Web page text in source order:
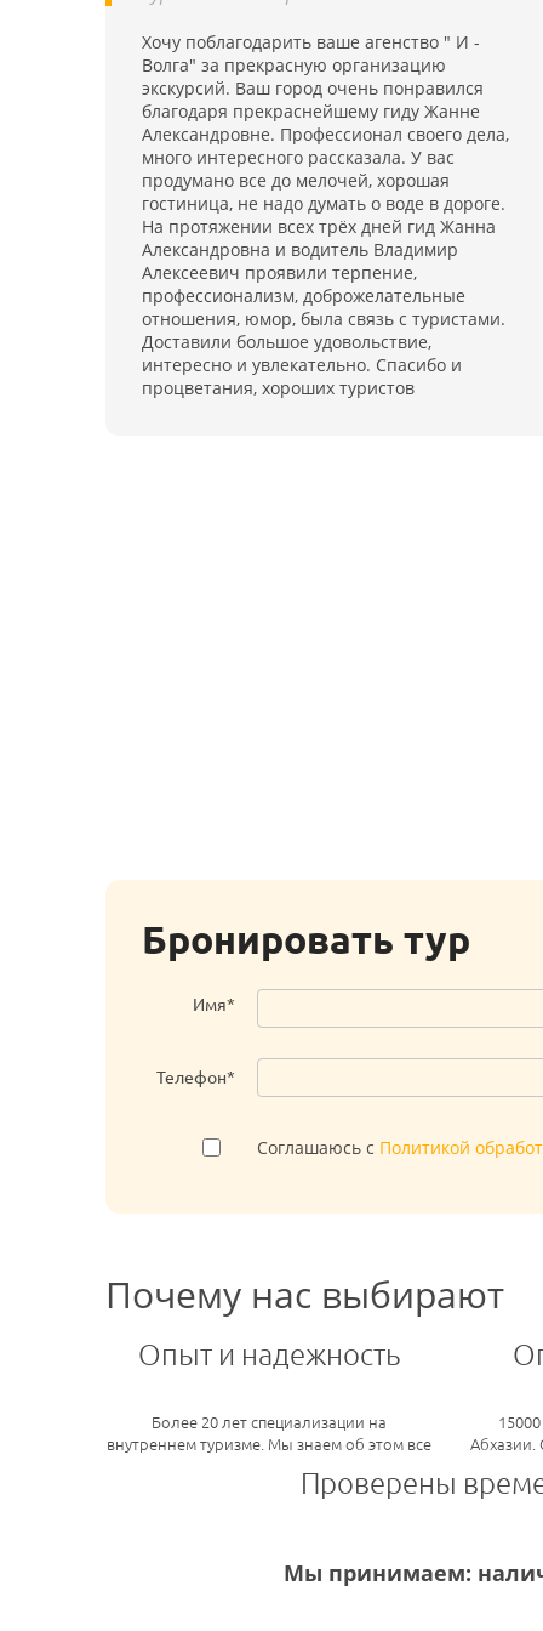
лечебной физкультуре
караоке, можно посмотреть фильм или принять
участие в концертной программе. За отдельную
плату санаторий дает в аренду спортивный
инвентарь (коньки, лыжи, велосипеды и др.). Для
корпоративных встреч в санатории имеется
большой конференц-зал на 300 мест
Хочу поблагодарить ваше агенство " И -
Волга" за прекрасную организацию
экскурсий. Ваш город очень понравился
благодаря прекраснейшему гиду Жанне
Александровне. Профессионал своего дела,
много интересного рассказала. У вас
продумано все до мелочей, хорошая
гостиница, не надо думать о воде в дороге.
На протяжении всех трёх дней гид Жанна
Александровна и водитель Владимир
Алексеевич проявили терпение,
профессионализм, доброжелательные
отношения, юмор, была связь с туристами.
Доставили большое удовольствие,
интересно и увлекательно. Спасибо и
процветания, хороших туристов
Бронировать тур
Имя*
Телефон*
Соглашаюсь с Политикой
Почему нас выбирают
Опыт и надежность
Более 20 лет специализации на
внутреннем туризме. Мы знаем об этом все
Абхазии.
Проверены
Мы принимаем: